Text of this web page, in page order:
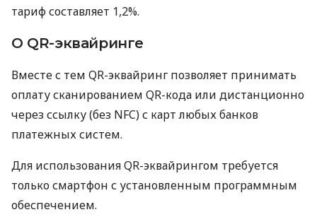
тариф составляет 1,2%.
О QR-эквайринге
Вместе с тем QR-эквайринг позволяет принимать
оплату сканированием QR-кода или дистанционно
через ссылку (без NFC) с карт любых банков
платежных систем.
Для использования QR-эквайрингом требуется
только смартфон с установленным программным
обеспечением.